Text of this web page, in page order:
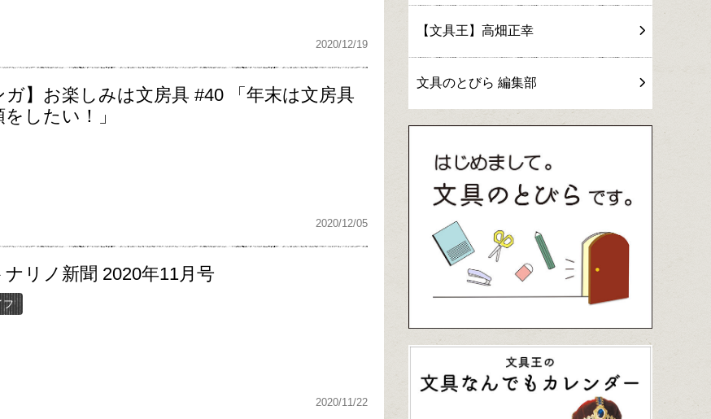
2020/12/19
ガ】お楽しみは文房具 #40 「年末は文房具
したい！」
2020/12/05
ナリノ新聞 2020年11月号
フ
2020/11/22
【文具王】高畑正幸
文具のとびら 編集部